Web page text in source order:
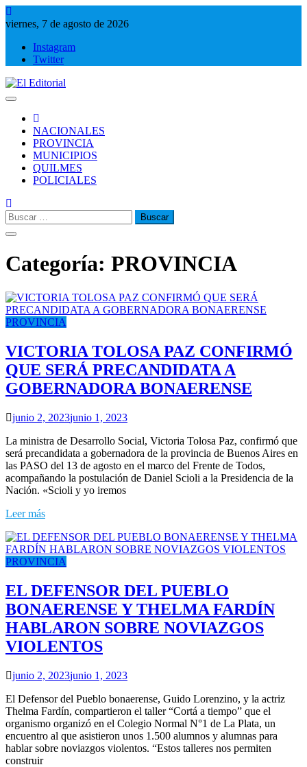
Saltar
al
viernes, 7 de agosto de 2026
Instagram
Twitter
NACIONALES
PROVINCIA
MUNICIPIOS
QUILMES
POLICIALES
Buscar:
Categoría: PROVINCIA
PROVINCIA
VICTORIA TOLOSA PAZ CONFIRMÓ
QUE SERÁ PRECANDIDATA A
GOBERNADORA BONAERENSE
junio 2, 2023junio 1, 2023
La ministra de Desarrollo Social, Victoria Tolosa Paz, confirmó que
será precandidata a gobernadora de la provincia de Buenos Aires en
las PASO del 13 de agosto en el marco del Frente de Todos,
acompañando la postulación de Daniel Scioli a la Presidencia de la
Nación. «Scioli y yo iremos
Leer más
PROVINCIA
EL DEFENSOR DEL PUEBLO
BONAERENSE Y THELMA FARDÍN
HABLARON SOBRE NOVIAZGOS
VIOLENTOS
junio 2, 2023junio 1, 2023
El Defensor del Pueblo bonaerense, Guido Lorenzino, y la actriz
Thelma Fardín, compartieron el taller “Cortá a tiempo” que el
organismo organizó en el Colegio Normal N°1 de La Plata, un
encuentro al que asistieron unos 1.500 alumnos y alumnas para
hablar sobre noviazgos violentos. “Estos talleres nos permiten
construir